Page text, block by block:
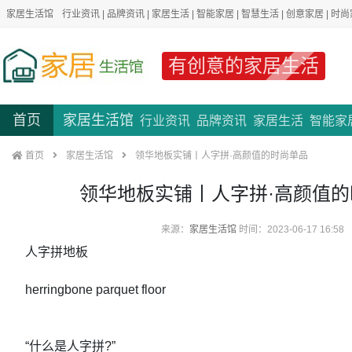
家居生活馆 行业资讯 | 品牌资讯 | 家居生活 | 智能家居 | 智慧生活 | 创意家居 | 时
有创意的家居生活
首页 家居生活馆 行业资讯 品牌资讯 家居生活 智能家
首页 家居生活馆 领华地板实铺丨人字拼·高颜值的时尚单品
领华地板实铺丨人字拼·高颜值
来源： 家居生活馆时间：2023-06-17 16:58
人字拼地板
herringbone parquet floor
“什么是人字拼?”